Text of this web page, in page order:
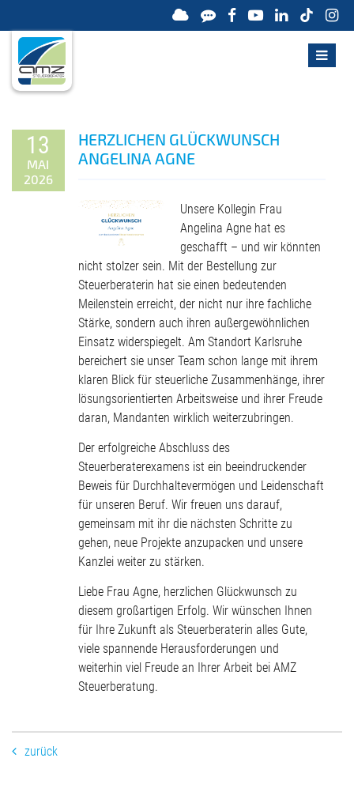
13
MAI
2026
HERZLICHEN GLÜCK­WUNSCH
ANGELINA AGNE
Unsere Kollegin Frau
Angelina Agne hat es
geschafft – und wir könnten
nicht stolzer sein. Mit der Bestellung zur
Steuerberaterin hat sie einen bedeutenden
Meilenstein erreicht, der nicht nur ihre fachliche
Stärke, sondern auch ihren außergewöhnlichen
Einsatz widerspiegelt. Am Standort Karlsruhe
bereichert sie unser Team schon lange mit ihrem
klaren Blick für steuerliche Zusammenhänge, ihrer
lösungsorientierten Arbeitsweise und ihrer Freude
daran, Mandanten wirklich weiterzubringen.
Der erfolgreiche Abschluss des
Steuerberaterexamens ist ein beeindruckender
Beweis für Durchhaltevermögen und Leidenschaft
für unseren Beruf. Wir freuen uns darauf,
gemeinsam mit ihr die nächsten Schritte zu
gehen, neue Projekte anzupacken und unsere
Kanzlei weiter zu stärken.
Liebe Frau Agne, herzlichen Glückwunsch zu
diesem großartigen Erfolg. Wir wünschen Ihnen
für Ihre Zukunft als Steuerberaterin alles Gute,
viele spannende Herausforderungen und
weiterhin viel Freude an Ihrer Arbeit bei AMZ
Steuerberatung.
zurück